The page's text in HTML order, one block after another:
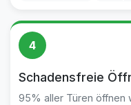
4
Schadensfreie
95% aller Türen öffnen